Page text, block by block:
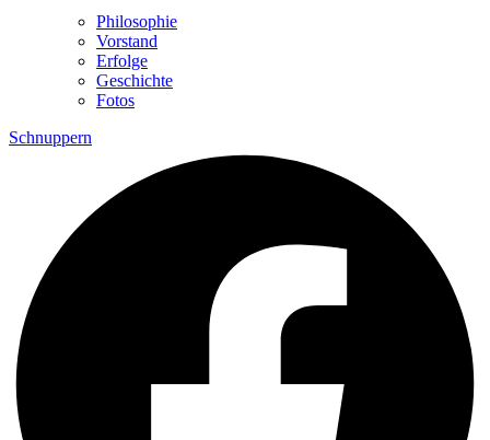
Philosophie
Vorstand
Erfolge
Geschichte
Fotos
Schnuppern